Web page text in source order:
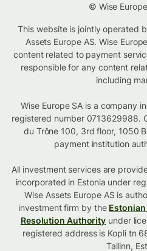
© Wise
This website is jointly operated
Assets Europe AS. Wise
content related to payment
responsible for any content
including
Wise Europe SA is a company
registered number 0713629988.
du Trône 100, 3rd floor, 1050
payment institution
All investment services are
incorporated in Estonia under
Wise Assets Europe AS is
investment firm by the
Resolution Authority under
registered address is Kopli tn
Tallinn,